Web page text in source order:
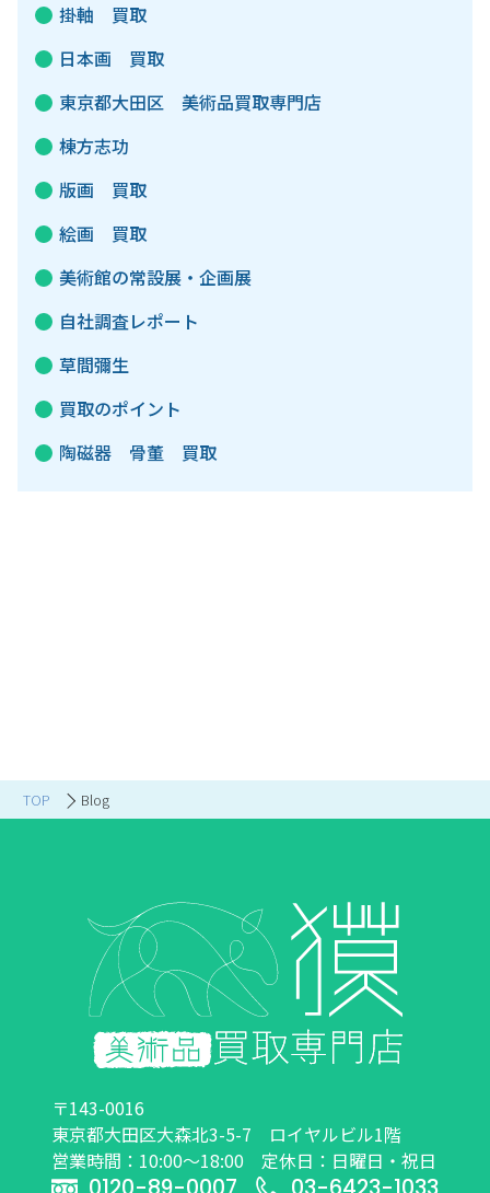
TOP Blog
掛軸 買取
日本画 買取
東京都大田区 美術品買取専門店
棟方志功
版画 買取
絵画 買取
美術館の常設展・企画展
自社調査レポート
草間彌生
買取のポイント
陶磁器 骨董 買取
〒143-0016
東京都大田区大森北3-5-7 ロイヤルビル1階
営業時間：10:00～18:00 定休日：日曜日・祝日